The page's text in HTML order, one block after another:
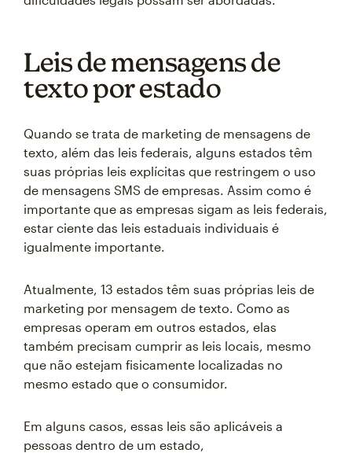
Leis de mensagens de
texto por estado
Quando se trata de marketing de mensagens de
texto, além das leis federais, alguns estados têm
suas próprias leis explícitas que restringem o uso
de mensagens SMS de empresas. Assim como é
importante que as empresas sigam as leis federais,
estar ciente das leis estaduais individuais é
igualmente importante.
Atualmente, 13 estados têm suas próprias leis de
marketing por mensagem de texto. Como as
empresas operam em outros estados, elas
também precisam cumprir as leis locais, mesmo
que não estejam fisicamente localizadas no
mesmo estado que o consumidor.
Em alguns casos, essas leis são aplicáveis a
pessoas dentro de um estado,